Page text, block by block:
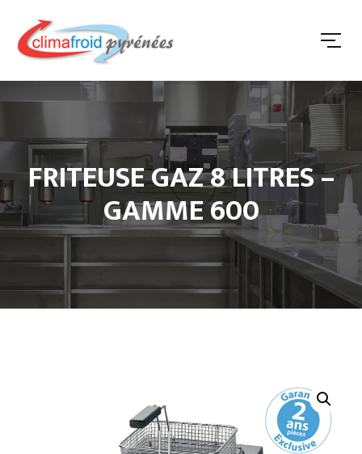
FRITEUSE GAZ 8 LITRES –
GAMME 600